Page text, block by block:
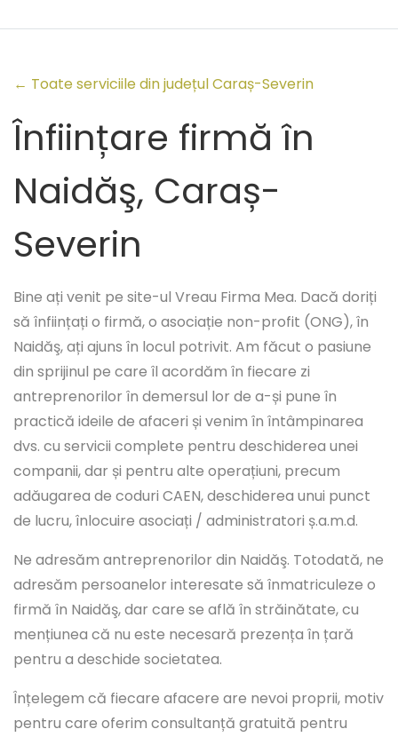
← Toate serviciile din județul Caraș-Severin
Înființare firmă în
Naidăş, Caraș-
Severin
Bine ați venit pe site-ul Vreau Firma Mea. Dacă doriți
să înființați o firmă, o asociație non-profit (ONG), în
Naidăş, ați ajuns în locul potrivit. Am făcut o pasiune
din sprijinul pe care îl acordăm în fiecare zi
antreprenorilor în demersul lor de a-și pune în
practică ideile de afaceri și venim în întâmpinarea
dvs. cu servicii complete pentru deschiderea unei
companii, dar și pentru alte operațiuni, precum
adăugarea de coduri CAEN, deschiderea unui punct
de lucru, înlocuire asociați / administratori ș.a.m.d.
Ne adresăm antreprenorilor din Naidăş. Totodată, ne
adresăm persoanelor interesate să înmatriculeze o
firmă în Naidăş, dar care se află în străinătate, cu
mențiunea că nu este necesară prezența în țară
pentru a deschide societatea.
Înțelegem că fiecare afacere are nevoi proprii, motiv
pentru care oferim consultanță gratuită pentru